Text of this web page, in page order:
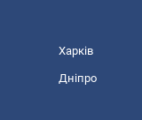
Харків
Дніпро